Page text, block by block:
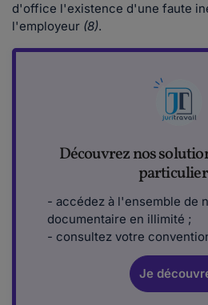
d'office l'existence d'une faute
l'employeur (8).
Découvrez nos
- accédez à l'ensemble de
documentaire en illimité ;
- consultez votre
Je